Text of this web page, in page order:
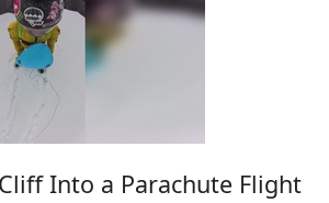
Into a Parachute Flight